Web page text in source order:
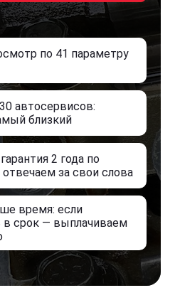
по 41 параметру
автосервисов:
близкий
2 года по
за свои слова
время: если
в срок — выплачиваем